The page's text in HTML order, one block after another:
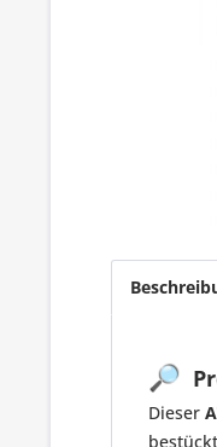
🔎
Dieser